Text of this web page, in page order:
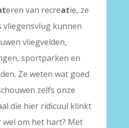
eren van recreatie, ze
vliegensvlug kunnen
vliegvelden,
sportparken en
Ze weten wat goed
zelfs onze
die hier ridicuul klinkt
om het hart? Met